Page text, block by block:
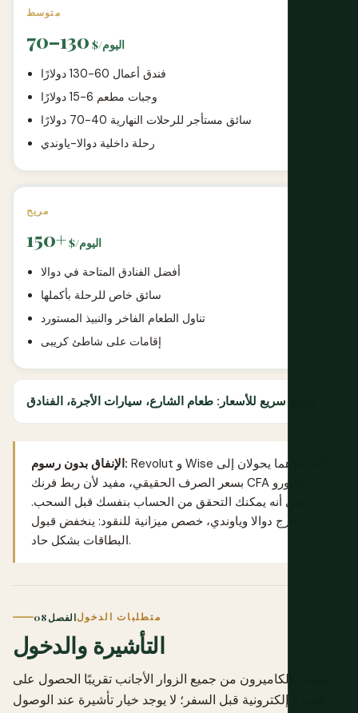
متوسط
70–130 $/اليوم
فندق أعمال 60-130 دولارًا
وجبات مطعم 6-15 دولارًا
سائق مستأجر للرحلات النهارية 40-70 دولارًا
رحلة داخلية دوالا-ياوندي
مريح
150+ $/اليوم
أفضل الفنادق المتاحة في دوالا
سائق خاص للرحلة بأكملها
تناول الطعام الفاخر والنبيذ المستورد
إقامات على شاطئ كريبى
مرجع سريع للأسعار: طعام الشارع، سيارات الأجرة، الفنادق
الإنفاق بدون رسوم: Revolut Wise
بسعر الصرف الحقيقي، مفيد لأن ربط فرنك CFA باليورو
يعني أنه يمكنك التحقق من الحساب بنفسك قبل السحب.
خارج دوالا وياوندي، خصص ميزانية للنقود: ينخفض قبول
البطاقات بشكل حاد.
الفصل 08متطلبات الدخول
التأشيرة والدخول
تتطلب الكاميرون من جميع الزوار الأجانب تقريبًا الحصول على
تأشيرة إلكترونية قبل السفر؛ لا يوجد خيار تأشيرة عند الوصول